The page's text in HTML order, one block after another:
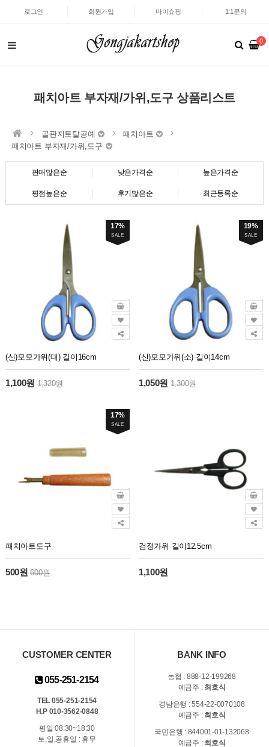
로그인 회원가입 마이쇼핑 1:1문의
0
패치아트 부자재/가위,도구 상품리스트
골판지토탈공예
패치아트
패치아트 부자재/가위,도구
판매많은순 낮은가격순 높은가격순
평점높은순 후기많은순 최근등록순
17%
SALE
(신)모모가위(대) 길이16cm
1,100원 1,320원
19%
SALE
(신)모모가위(소) 길이14cm
1,050원1,300원
17%
SALE
패치아트도구
500원600원
검정가위 길이12.5cm
1,100원
CUSTOMER CENTER
055-251-2154
TEL 055-251-2154
H.P 010-3562-0848
평일 08:30~18:30
토,일,공휴일 : 휴무
BANK INFO
농협 : 888-12-199268
예금주 : 최호식
경남은행 : 554-22-0070108
예금주 : 최호식
국민은행 : 844001-01-132068
예금주 : 최호식